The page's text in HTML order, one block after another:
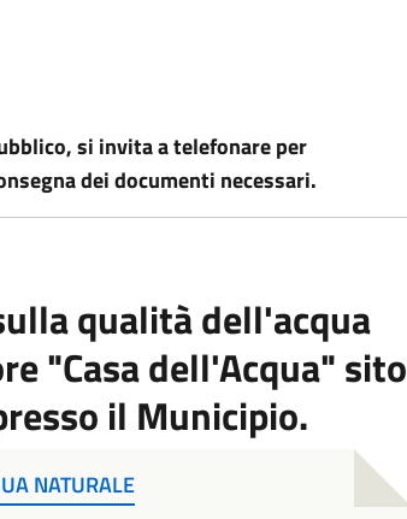
si invita a telefonare per
dei documenti necessari.
qualità dell'acqua
"Casa dell'Acqua" sito
il Municipio.
NATURALE